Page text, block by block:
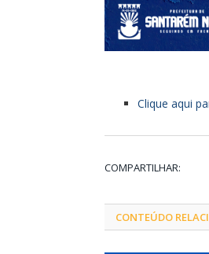
Clique aqui
COMPARTILHAR:
CONTEÚDO